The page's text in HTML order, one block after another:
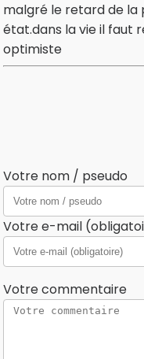
malgré le retard de la
état.dans la vie il faut
optimiste
Votre nom / pseudo
Votre e-mail
Votre commentaire